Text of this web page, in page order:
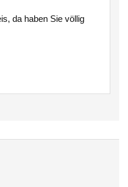
da haben Sie völlig